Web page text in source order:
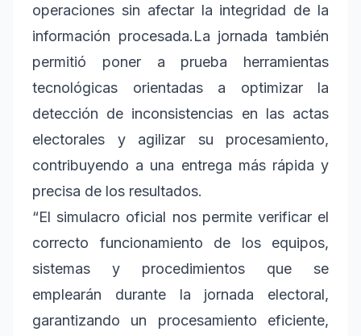
operaciones sin afectar la integridad de la
información procesada.La jornada también
permitió poner a prueba herramientas
tecnológicas orientadas a optimizar la
detección de inconsistencias en las actas
electorales y agilizar su procesamiento,
contribuyendo a una entrega más rápida y
precisa de los resultados.
“El simulacro oficial nos permite verificar el
correcto funcionamiento de los equipos,
sistemas y procedimientos que se
emplearán durante la jornada electoral,
garantizando un procesamiento eficiente,